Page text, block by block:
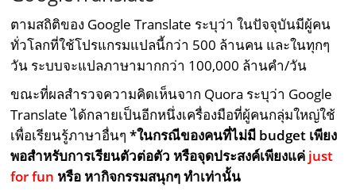
ตามสถิติของ Google Translate ระบุว่า ในปัจจุบันมีผู้คน
ทั่วโลกที่ใช้โปรแกรมแปลนี้กว่า 500 ล้านคน และในทุกๆ
วัน ระบบจะแปลภาษามากกว่า 100,000 ล้านคำ/วัน
ขณะที่ผลสำรวจความคิดเห็นจาก Quora ระบุว่า Google
Translate ได้กลายเป็นอีกหนึ่งเครื่องมือที่ผู้คนกลุ่มใหญ่ใช้
เพื่อเรียนรู้ภาษาอื่นๆ *ในกรณีของคนที่ไม่มี budget เพียง
พอสำหรับการเรียนตัวต่อตัว หรือจุดประสงค์เพียงแค่ just
for fun หรือ หากิจกรรมสนุกๆ ทำเท่านั้น